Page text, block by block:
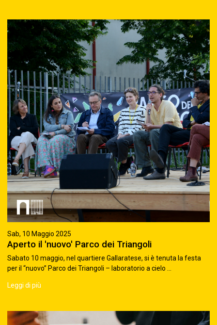
Sab, 10 Maggio 2025
Aperto il 'nuovo' Parco dei Triangoli
Sabato 10 maggio, nel quartiere Gallaratese, si è tenuta la festa
per il “nuovo” Parco dei Triangoli – laboratorio a cielo ...
Leggi di più